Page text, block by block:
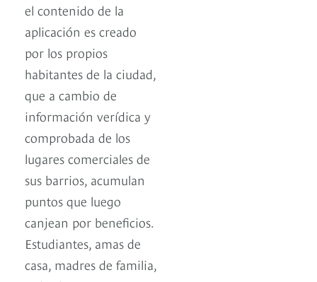
el contenido de la
aplicación es creado
por los propios
habitantes de la ciudad,
que a cambio de
información verídica y
comprobada de los
lugares comerciales de
sus barrios, acumulan
puntos que luego
canjean por beneficios.
Estudiantes, amas de
casa, madres de familia,